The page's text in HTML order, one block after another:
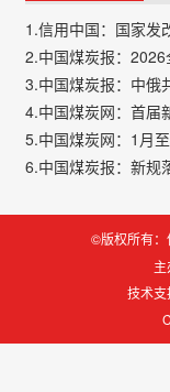
©版权所有：
技术支